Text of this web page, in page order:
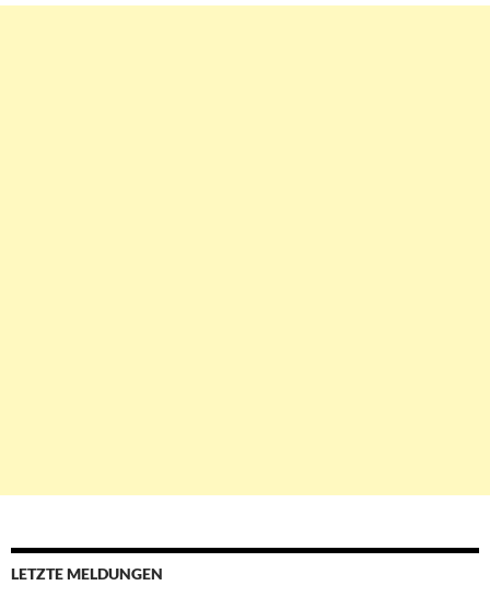
LETZTE MELDUNGEN